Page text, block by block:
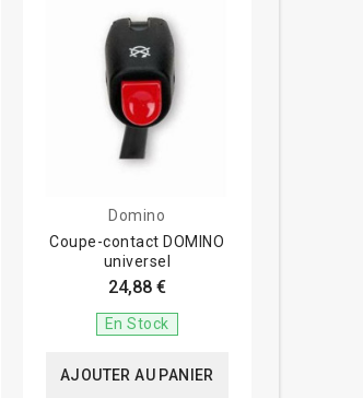
Domino
Coupe-contact DOMINO
universel
24,88 €
En Stock
AJOUTER AU PANIER